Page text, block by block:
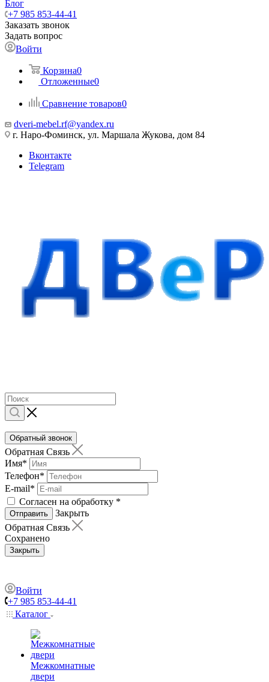
Блог
+7 985 853-44-41
Заказать звонок
Задать вопрос
Войти
Корзина0
Отложенные0
Сравнение товаров0
dveri-mebel.rf@yandex.ru
г. Наро-Фоминск, ул. Маршала Жукова, дом 84
Вконтакте
Telegram
Обратный звонок
Обратная Связь
Имя*
Телефон*
E-mail*
Согласен на обработку *
Отправить
Закрыть
Обратная Связь
Сохранено
Закрыть
Войти
+7 985 853-44-41
Каталог
Межкомнатные
двери